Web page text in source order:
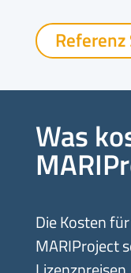
Referenz
Was
Die Kosten
MARIProject